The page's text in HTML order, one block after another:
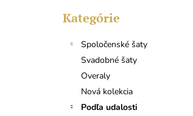
kategórie
Kategórie
Spoločenské šaty
Svadobné šaty
Overaly
Nová kolekcia
Podľa udalosti